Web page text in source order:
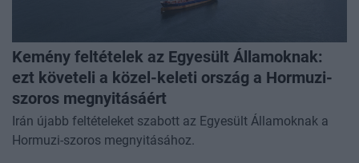
Kemény feltételek az Egyesült Államoknak:
ezt követeli a közel-keleti ország a Hormuzi-
szoros megnyitásáért
Irán újabb feltételeket szabott az Egyesült Államoknak a
Hormuzi-szoros megnyitásához.